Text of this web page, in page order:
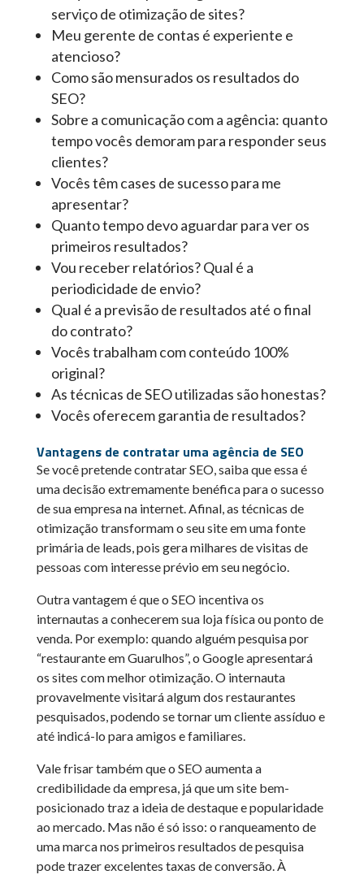
serviço de otimização de sites?
Meu gerente de contas é experiente e
atencioso?
Como são mensurados os resultados do
SEO?
Sobre a comunicação com a agência: quanto
tempo vocês demoram para responder seus
clientes?
Vocês têm cases de sucesso para me
apresentar?
Quanto tempo devo aguardar para ver os
primeiros resultados?
Vou receber relatórios? Qual é a
periodicidade de envio?
Qual é a previsão de resultados até o final
do contrato?
Vocês trabalham com conteúdo 100%
original?
As técnicas de SEO utilizadas são honestas?
Vocês oferecem garantia de resultados?
Vantagens de contratar uma agência de SEO
Se você pretende contratar SEO, saiba que essa é
uma decisão extremamente benéfica para o sucesso
de sua empresa na internet. Afinal, as técnicas de
otimização transformam o seu site em uma fonte
primária de leads, pois gera milhares de visitas de
pessoas com interesse prévio em seu negócio.
Outra vantagem é que o SEO incentiva os
internautas a conhecerem sua loja física ou ponto de
venda. Por exemplo: quando alguém pesquisa por
“restaurante em Guarulhos”, o Google apresentará
os sites com melhor otimização. O internauta
provavelmente visitará algum dos restaurantes
pesquisados, podendo se tornar um cliente assíduo e
até indicá-lo para amigos e familiares.
Vale frisar também que o SEO aumenta a
credibilidade da empresa, já que um site bem-
posicionado traz a ideia de destaque e popularidade
ao mercado. Mas não é só isso: o ranqueamento de
uma marca nos primeiros resultados de pesquisa
pode trazer excelentes taxas de conversão. À